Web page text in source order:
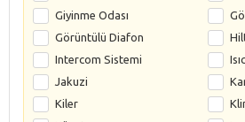
Giyinme Odası
Görüntülü Diafon
Intercom Sistemi
Jakuzi
Kiler